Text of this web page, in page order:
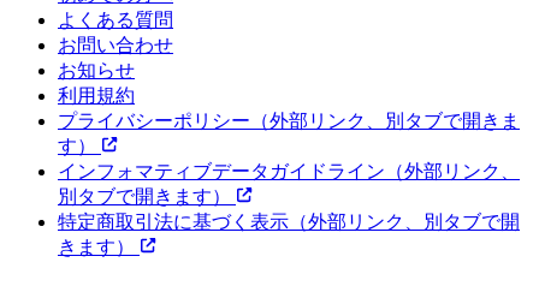
よくある質問
お問い合わせ
お知らせ
利用規約
プライバシーポリシー （外部リンク、別タブで開きま
す）
インフォマティブデータガイドライン （外部リンク、
別タブで開きます）
特定商取引法に基づく表示 （外部リンク、別タブで開
きます）